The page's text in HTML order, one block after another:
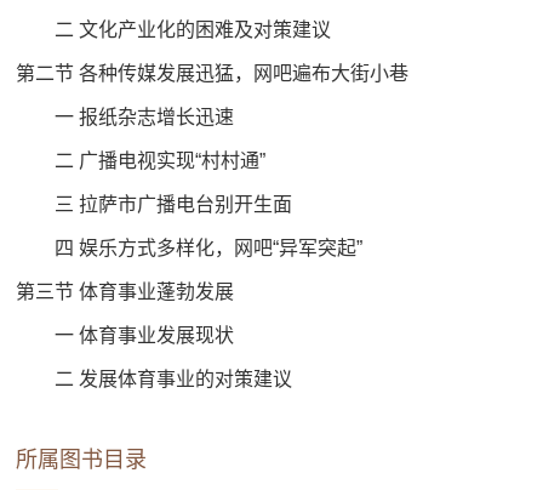
二 文化产业化的困难及对策建议
第二节 各种传媒发展迅猛，网吧遍布大街小巷
一 报纸杂志增长迅速
二 广播电视实现“村村通”
三 拉萨市广播电台别开生面
四 娱乐方式多样化，网吧“异军突起”
第三节 体育事业蓬勃发展
一 体育事业发展现状
二 发展体育事业的对策建议
所属图书目录